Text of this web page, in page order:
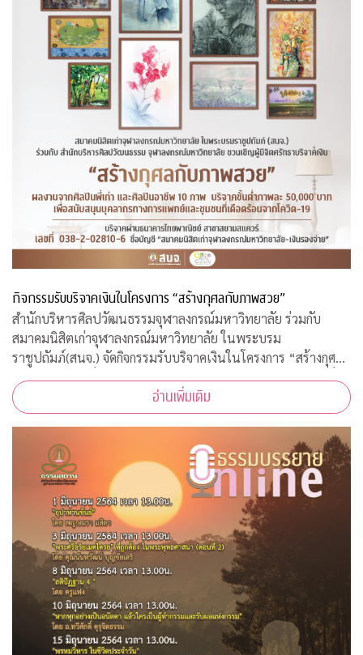
กิจกรรมรับบริจาคเงินในโครงการ “สร้างกุศลกับภาพสวย”
สำนักบริหารศิลปวัฒนธรรมจุฬาลงกรณ์มหาวิทยาลัย ร่วมกับ
สมาคมนิสิตเก่าจุฬาลงกรณ์มหาวิทยาลัย ในพระบรม
ราชูปถัมภ์(สนจ.) จัดกิจกรรมรับบริจาคเงินในโครงการ “สร้างกุศล
กับภาพสวย” เพื่อสนับสนุนบุคลากรทางการแพทย์และชุมชนที่
เดือดร้อนจากโควิด-19
อ่านเพิ่มเติม